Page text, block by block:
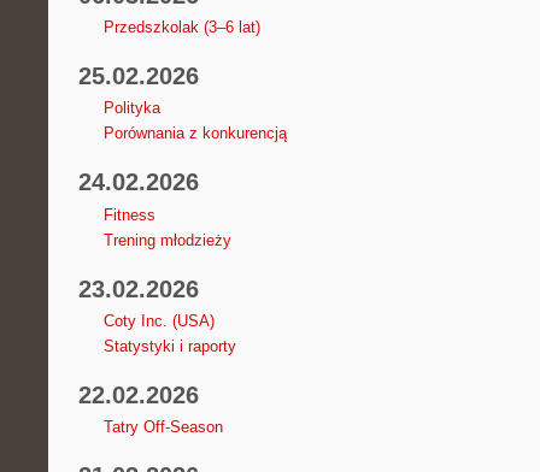
Przedszkolak (3–6 lat)
25.02.2026
Polityka
Porównania z konkurencją
24.02.2026
Fitness
Trening młodzieży
23.02.2026
Coty Inc. (USA)
Statystyki i raporty
22.02.2026
Tatry Off-Season